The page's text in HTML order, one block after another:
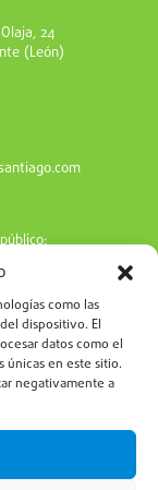
como las
dispositivo. El
datos como el
en este sitio.
negativamente a
24
(León)